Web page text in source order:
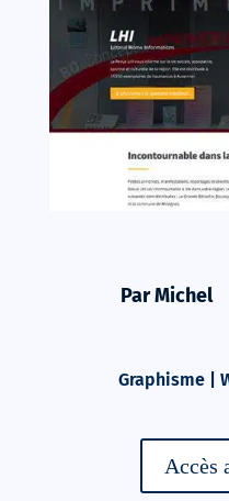
Par Michel
Graphisme|
Accès